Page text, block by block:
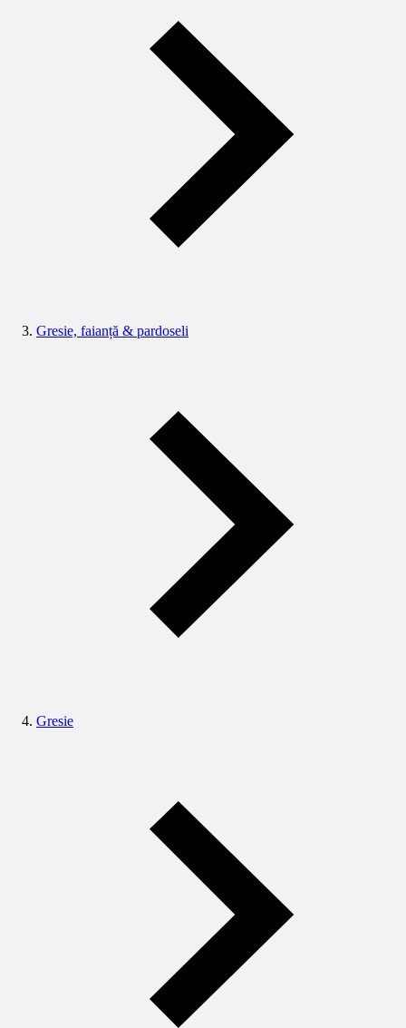
Gresie, faianță & pardoseli
Gresie